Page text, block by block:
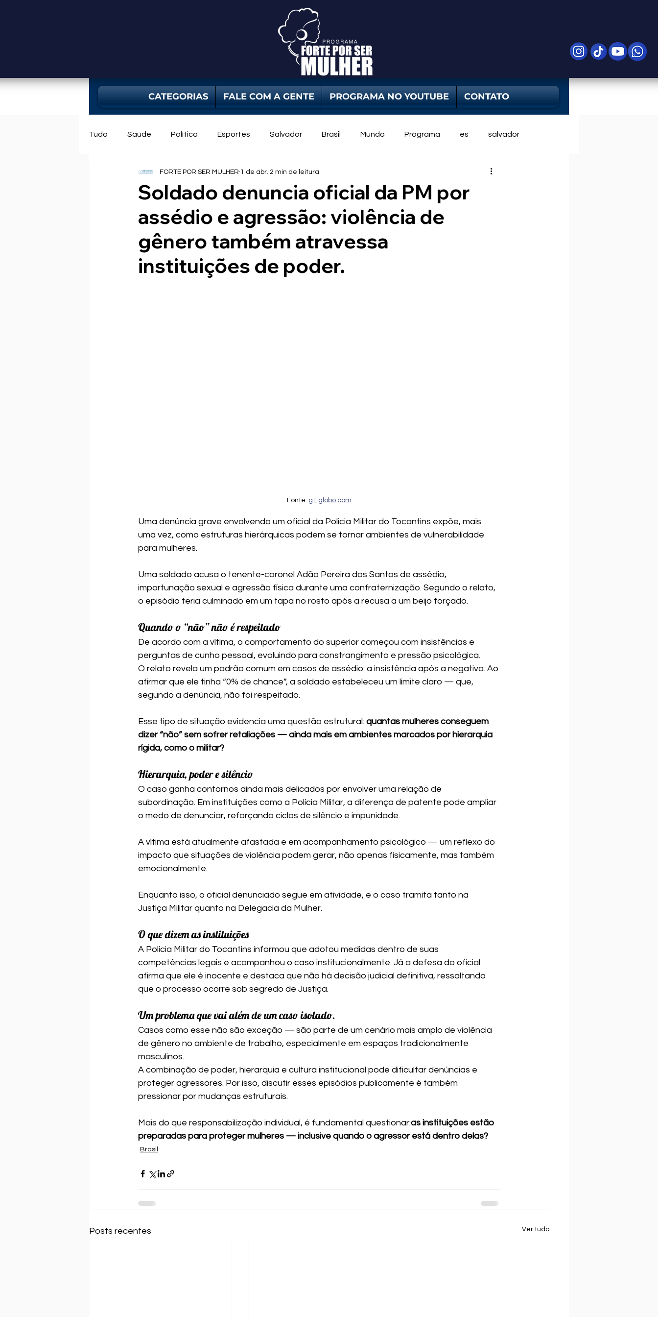
CATEGORIAS FALE COM A GENTE PROGRAMA NO YOUTUBE CONTATO
Tudo Saúde Política Esportes Salvador Brasil Mundo Programa es salvador
Mercado Bahia Utilidade Pública Violência Contra Mulher
Soldado denuncia oficial da PM por
assédio e agressão: violência de
gênero também atravessa
instituições de poder.
FORTE POR SER MULHER 1 de abr. 2 min de leitura
Fonte: g1.globo.com
Uma denúncia grave envolvendo um oficial da Polícia Militar do Tocantins expõe, mais
uma vez, como estruturas hierárquicas podem se tornar ambientes de vulnerabilidade
para mulheres.
Uma soldado acusa o tenente-coronel Adão Pereira dos Santos de assédio,
importunação sexual e agressão física durante uma confraternização. Segundo o relato,
o episódio teria culminado em um tapa no rosto após a recusa a um beijo forçado.
Quando o “não” não é respeitado
De acordo com a vítima, o comportamento do superior começou com insistências e
perguntas de cunho pessoal, evoluindo para constrangimento e pressão psicológica.
O relato revela um padrão comum em casos de assédio: a insistência após a negativa. Ao
afirmar que ele tinha “0% de chance”, a soldado estabeleceu um limite claro — que,
segundo a denúncia, não foi respeitado.
Esse tipo de situação evidencia uma questão estrutural: quantas mulheres conseguem
dizer “não” sem sofrer retaliações — ainda mais em ambientes marcados por hierarquia
rígida, como o militar?
Hierarquia, poder e silêncio
O caso ganha contornos ainda mais delicados por envolver uma relação de
subordinação. Em instituições como a Polícia Militar, a diferença de patente pode ampliar
o medo de denunciar, reforçando ciclos de silêncio e impunidade.
A vítima está atualmente afastada e em acompanhamento psicológico — um reflexo do
impacto que situações de violência podem gerar, não apenas fisicamente, mas também
emocionalmente.
Enquanto isso, o oficial denunciado segue em atividade, e o caso tramita tanto na
Justiça Militar quanto na Delegacia da Mulher.
O que dizem as instituições
A Polícia Militar do Tocantins informou que adotou medidas dentro de suas
competências legais e acompanhou o caso institucionalmente. Já a defesa do oficial
afirma que ele é inocente e destaca que não há decisão judicial definitiva, ressaltando
que o processo ocorre sob segredo de Justiça.
Um problema que vai além de um caso isolado.
Casos como esse não são exceção — são parte de um cenário mais amplo de violência
de gênero no ambiente de trabalho, especialmente em espaços tradicionalmente
masculinos.
A combinação de poder, hierarquia e cultura institucional pode dificultar denúncias e
proteger agressores. Por isso, discutir esses episódios publicamente é também
pressionar por mudanças estruturais.
Mais do que responsabilização individual, é fundamental questionar:as instituições estão
preparadas para proteger mulheres — inclusive quando o agressor está dentro delas?
Brasil
Posts recentes Ver tudo